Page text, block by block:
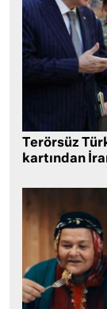
Terörsüz
kartından